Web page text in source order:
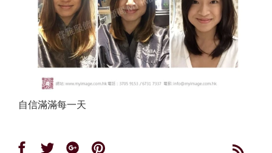
自信滿滿每一天
Share Share
Share Share